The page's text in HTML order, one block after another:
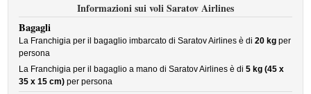
Informazioni sui voli Saratov Airlines
Bagagli
La Franchigia per il bagaglio imbarcato di Saratov Airlines è di20 kg per
persona
La Franchigia per il bagaglio a mano di Saratov Airlines è di5 kg (45 x
35 x 15 cm) per persona